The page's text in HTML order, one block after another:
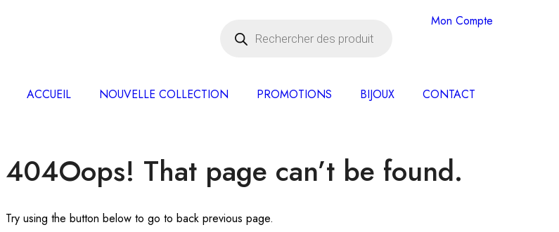
Mon Compte
ACCUEIL NOUVELLE COLLECTION PROMOTIONS BIJOUX CONTACT
404Oops! That page can’t be found.
Try using the button below to go to back previous page.
Livraison offerte dès 35€ d'achats